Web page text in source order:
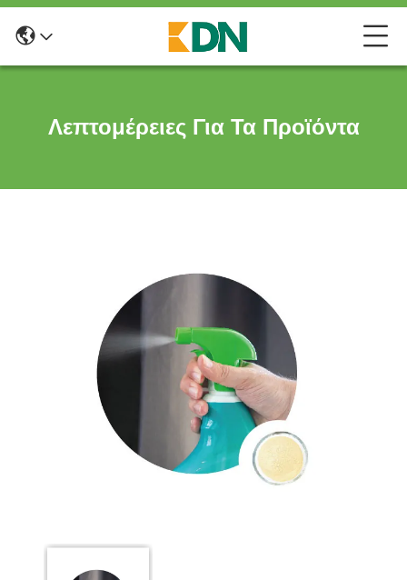
Λεπτομέρειες Για Τα Προϊόντα